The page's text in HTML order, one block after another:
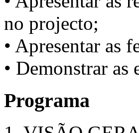
no projecto;
• Apresentar as
• Demonstrar as
Programa